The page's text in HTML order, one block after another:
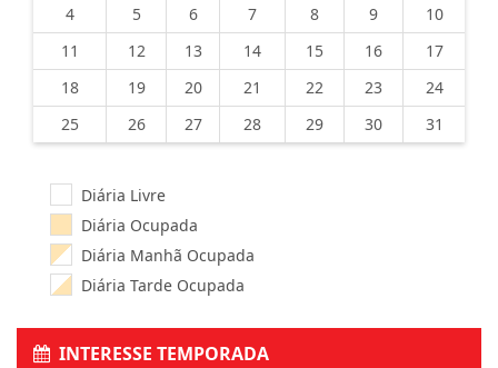
4
5 6 7 8 9
10
11
12 13 14 15 16
17
18
19 20 21 22 23
24
25
26 27 28 29 30 31
Diária Livre
Diária Ocupada
Diária Manhã Ocupada
Diária Tarde Ocupada
INTERESSE TEMPORADA